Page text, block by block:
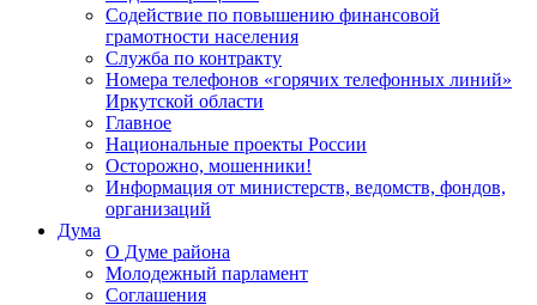
Содействие по повышению финансовой
грамотности населения
Служба по контракту
Номера телефонов «горячих телефонных линий»
Иркутской области
Главное
Национальные проекты России
Осторожно, мошенники!
Информация от министерств, ведомств, фондов,
организаций
Дума
О Думе района
Молодежный парламент
Соглашения